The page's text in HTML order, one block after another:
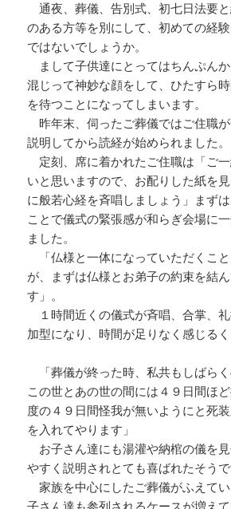
通夜、葬儀、告別式、初七日法要
のある方等を別にして、初めての経
ではないでしょうか。
まして子供達にとってはちんぷん
混じって神妙な顔をして、ひたすら
を待つことになってしまいます。
昨年末、伺ったご葬儀ではご住職
説明してから読経が始められました。
定刻、席に着かれたご住職は「ご
いと思いますので、お配りした紙を
に般若心経を斉唱しましょう」まず
ことで儀式の緊張感が和らぎ会場に
ました。
「仏様と一体になっていただくこ
が、まずは仏様とお弟子の約束を結
す」。
１時間近くの儀式が斉唱、合掌、
加型になり、時間が足りなく感じる
「葬儀が終った時、私共もしばらく
この世とあの世の間には４９日間ほ
度の４９日間怪我が無いようにと死
を入れてやります」
お子さん達にも湯灌や納棺の儀を
やすく説明されとても喜ばれたそうで
家族を中心にしたご葬儀がふえて